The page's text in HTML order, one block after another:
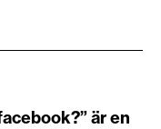
är en